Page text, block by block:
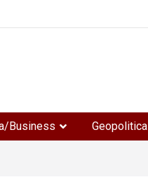
Business Geopolitica